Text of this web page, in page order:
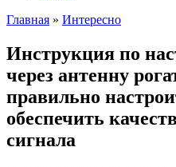
Главная » Интересно
Инструкция по
через антенну
правильно
обеспечить
сигнала